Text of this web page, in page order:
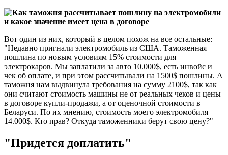
Вот один из них, который в целом похож на все остальные:
"Недавно пригнали электромобиль из США. Таможенная
пошлина по новым условиям 15% стоимости для
электрокаров. Мы заплатили за авто 10.000$, есть инвойс и
чек об оплате, и при этом рассчитывали на 1500$ пошлины. А
таможня нам выдвинула требования на сумму 2100$, так как
они считают стоимость машины не от реальных чеков и цены
в договоре купли-продажи, а от оценочной стоимости в
Беларуси. По их мнению, стоимость моего электромобиля –
14.000$. Кто прав? Откуда таможенники берут свою цену?"
"Придется доплатить"